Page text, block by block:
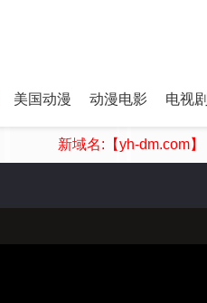
美国动漫 动漫电影 电视剧
新域名:【yh-dm.com】